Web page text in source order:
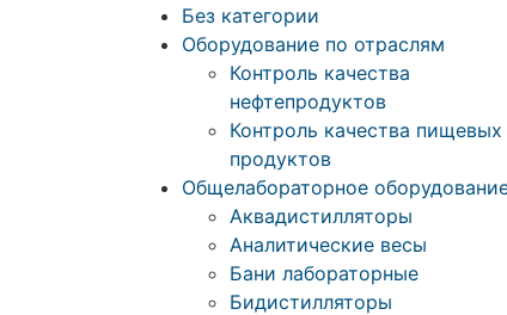
Без категории
Оборудование по отраслям
Контроль качества
нефтепродуктов
Контроль качества пищевых
продуктов
Общелабораторное
Аквадистилляторы
Аналитические весы
Бани лабораторные
Бидистилляторы